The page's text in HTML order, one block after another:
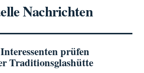
Nachrichten
prüfen
Traditionsglashütte